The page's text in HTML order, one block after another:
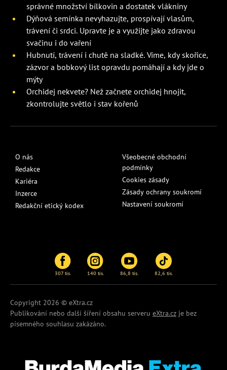
správné množství bílkovin a dostatek vlákniny
Dýňová semínka nevyhazujte, prospívají vlasům,
trávení či srdci. Upravte je a využijte jako zdravou
svačinu i do vaření
Hubnutí, trávení i chutě na sladké. Víme, kdy skořice,
zázvor a bobkový list opravdu pomáhají a kdy jde o
mýty
Orchidej nekvete? Než začnete orchidej hnojit,
zkontrolujte světlo i stav kořenů
O nás
Redakce
Kariéra
Inzerce
Redakční etický kodex
Všeobecné obchodní
podmínky
Cookies zásady
Zásady ochrany soukromí
Nastavení soukromí
307 tis. 140 tis. 86,8 tis. 82,6 tis.
Copyright 2026 © eXtra.cz
Publikování nebo další šíření obsahu serveru eXtra.cz je bez
písemného souhlasu zakázáno.